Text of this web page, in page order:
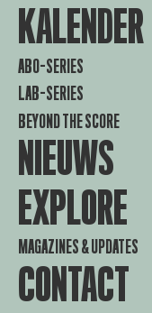
KALENDER
ABO-SERIES
LAB-SERIES
BEYOND THE SCORE
NIEUWS
EXPLORE
MAGAZINES & UPDATES
CONTACT